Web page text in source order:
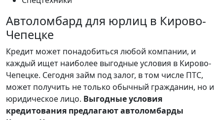
Автоломбард для юрлиц в Кирово-
Чепецке
Кредит может понадобиться любой компании, и
каждый ищет наиболее выгодные условия в Кирово-
Чепецке. Сегодня займ под залог, в том числе ПТС,
может получить не только обычный гражданин, но и
юридическое лицо. Выгодные условия
кредитования предлагают автоломбарды